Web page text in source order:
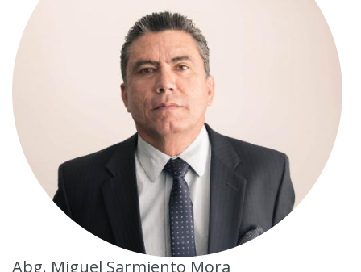
Abg. Miguel Sarmiento Mora